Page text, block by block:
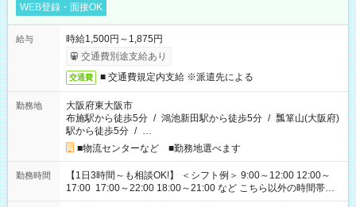
WEB登録・面接OK
給与
時給1,500円～1,875円
交通費別途支給あり
交通費 ■ 交通費規定内支給 ※派遣先による
勤務地
大阪府東大阪市
布施駅から徒歩5分 / 鴻池新田駅から徒歩5分 / 瓢箪山(大阪府)
駅から徒歩5分 / …
■物流センターなど ■勤務地選べます
勤務時間
【1日3時間～も相談OK!】 ＜シフト例＞ 9:00～12:00 12:00～
17:00 17:00～22:00 18:00～21:00 など こちら以外の時間帯も
お気軽にご相談ください！